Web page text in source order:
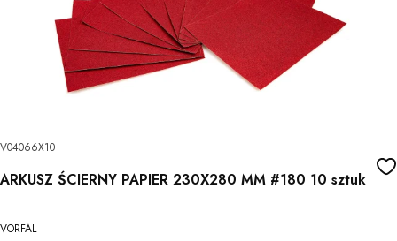
V04066X10
ARKUSZ ŚCIERNY PAPIER 230X280 MM #180 10 sztuk
VORFAL